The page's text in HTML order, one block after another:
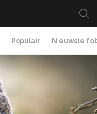
Populair Nieuwste